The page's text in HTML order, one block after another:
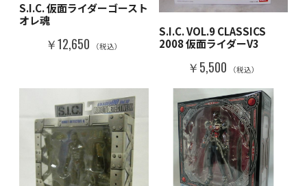
S.I.C. 仮面ライダーゴースト
オレ魂
￥12,650 （税込）
S.I.C. VOL.9 CLASSICS
2008 仮面ライダーV3
￥5,500 （税込）